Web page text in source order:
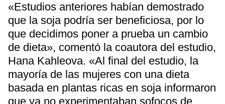
«Estudios anteriores habían demostrado
que la soja podría ser beneficiosa, por lo
que decidimos poner a prueba un cambio
de dieta», comentó la coautora del estudio,
Hana Kahleova. «Al final del estudio, la
mayoría de las mujeres con una dieta
basada en plantas ricas en soja informaron
que ya no experimentaban sofocos de